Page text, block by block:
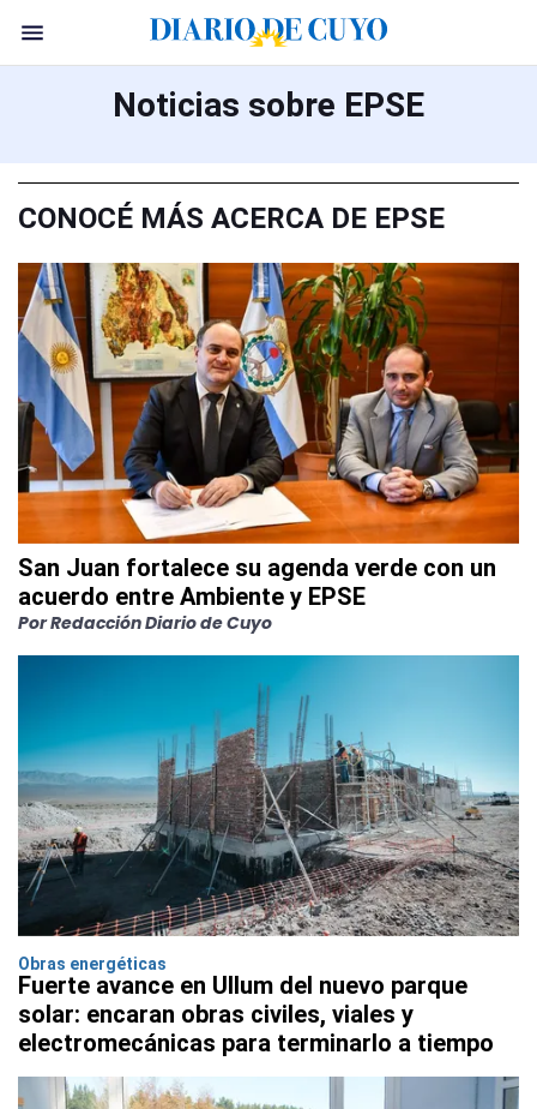
Noticias sobre EPSE
CONOCÉ MÁS ACERCA DE EPSE
San Juan fortalece su agenda verde con un
acuerdo entre Ambiente y EPSE
Por Redacción Diario de Cuyo
Obras energéticas
Fuerte avance en Ullum del nuevo parque
solar: encaran obras civiles, viales y
electromecánicas para terminarlo a tiempo